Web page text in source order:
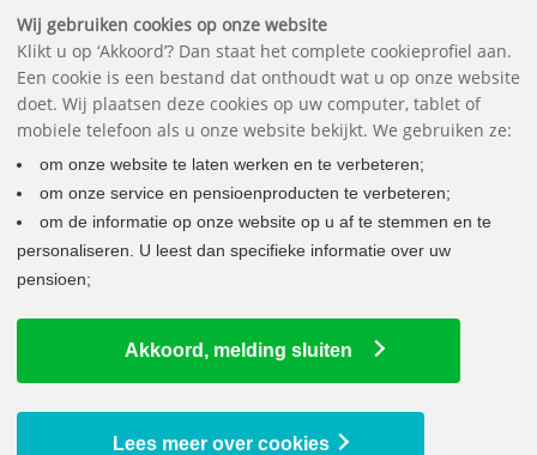
Downloads Vragen Contact
Uw pensioen wordt verhoogd
9 juli 2026
Bedrag ineens bij pensionering vanaf 2029 mogelijk
Wij gebruiken cookies op onze website
Klikt u op ‘Akkoord’? Dan staat het complete cookieprofiel aan.
Een cookie is een bestand dat onthoudt wat u op onze website
doet. Wij plaatsen deze cookies op uw computer, tablet of
mobiele telefoon als u onze website bekijkt. We gebruiken ze:
om onze website te laten werken en te verbeteren;
om onze service en pensioenproducten te verbeteren;
om de informatie op onze website op u af te stemmen en te
personaliseren. U leest dan specifieke informatie over uw
pensioen;
Akkoord, melding sluiten
Lees meer over cookies